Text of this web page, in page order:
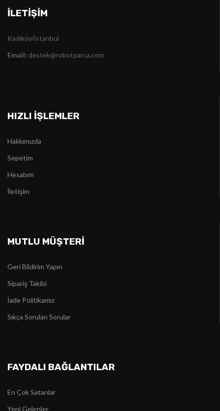
İLETIŞIM
Kadıköy/İstanbul
Email: destek@robotparca.com
HIZLI İŞLEMLER
Hakkımızda
Sepetim
Hesabım
İletişim
MUTLU MÜŞTERİ
Geri Bildirim Yapın
Sipariş Takibi
İade Politikamız
Sıkça Sorulan Sorular
FAYDALI BAĞLANTILAR
En Çok Satanlar
Yeni Gelenler